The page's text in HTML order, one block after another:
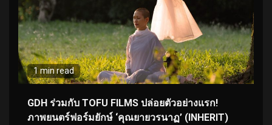
1 min read
GDH ร่วมกับ TOFU FILMS ปล่อยตัวอย่างแรก!
ภาพยนตร์ฟอร์มยักษ์ ‘คุณยายวรนาฏ’ (INHERIT)